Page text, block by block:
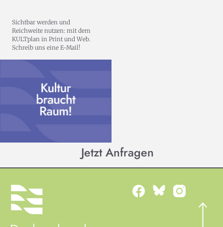
Sichtbar werden und
Reichweite nutzen: mit dem
KULTplan in Print und Web.
Schreib uns eine E-Mail!
Jetzt Anfragen